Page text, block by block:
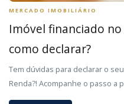
MERCADO IMOBILIÁRIO
Imóvel financiado
como declarar?
Tem dúvidas para declarar o
Renda?! Acompanhe o passo